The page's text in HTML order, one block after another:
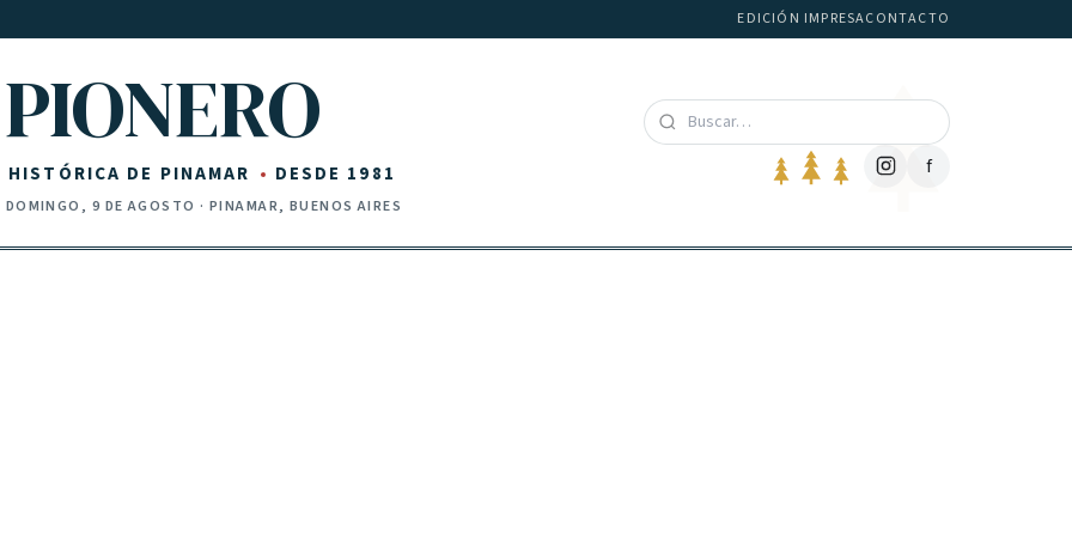
EDICIÓN IMPRESACONTACTO
PIONERO
HISTÓRICA DE PINAMAR DESDE 1981
DOMINGO, 9 DE AGOSTO · PINAMAR, BUENOS AIRES
f